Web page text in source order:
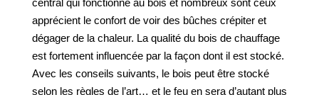
central qui fonctionne au bois et nombreux sont ceux
apprécient le confort de voir des bûches crépiter et
dégager de la chaleur. La qualité du bois de chauffage
est fortement influencée par la façon dont il est stocké.
Avec les conseils suivants, le bois peut être stocké
selon les règles de l’art… et le feu en sera d’autant plus